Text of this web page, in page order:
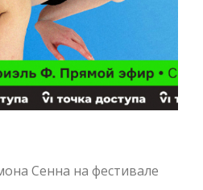
Сенна на фестивале